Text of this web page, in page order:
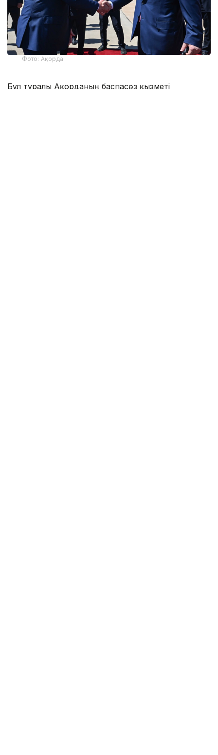
Фото: Ақорда
Бұл туралы Ақорданың баспасөз қызметі